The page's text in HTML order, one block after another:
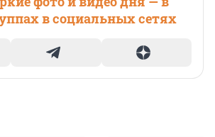
в социальных сетях